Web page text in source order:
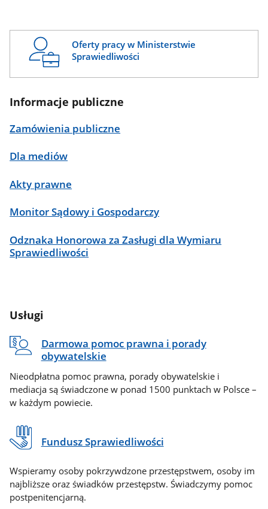
Oferty pracy w Ministerstwie
Sprawiedliwości
Informacje publiczne
Zamówienia publiczne
Dla mediów
Akty prawne
Monitor Sądowy i Gospodarczy
Odznaka Honorowa za Zasługi dla Wymiaru
Sprawiedliwości
Usługi
Darmowa pomoc prawna i porady
obywatelskie
Nieodpłatna pomoc prawna, porady obywatelskie i
mediacja są świadczone w ponad 1500 punktach w Polsce –
w każdym powiecie.
Fundusz Sprawiedliwości
Wspieramy osoby pokrzywdzone przestępstwem, osoby im
najbliższe oraz świadków przestępstw. Świadczymy pomoc
postpenitencjarną.